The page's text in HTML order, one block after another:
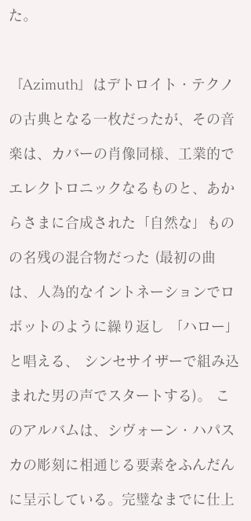
た。
『Azimuth』はデトロイト・テクノ
の古典となる一枚だったが、その音
楽は、カバーの肖像同様、工業的で
エレクトロニックなるものと、あか
らさまに合成された「自然な」もの
の名残の混合物だった (最初の曲
は、人為的なイントネーションでロ
ボットのように繰り返し 「ハロー」
と唱える、 シンセサイザーで組み込
まれた男の声でスタートする)。 こ
のアルバムは、シヴォーン・ハパス
カの彫刻に相通じる要素をふんだん
に呈示している。完璧なまでに仕上